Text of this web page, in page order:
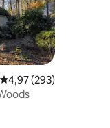
Gemiddelde
4,97 (293)